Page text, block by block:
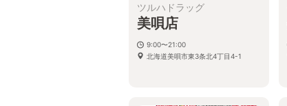
ツルハドラッグ
美唄店
9:00〜21:00
北海道美唄市東3条北4丁目4-1